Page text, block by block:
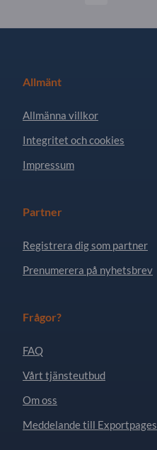
Allmänt
Allmänna villkor
Integritet och cookies
Impressum
Partner
Registrera dig som partner
Prenumerera på nyhetsbrev
Frågor?
FAQ
Vårt tjänsteutbud
Om oss
Meddelande till Exportpages